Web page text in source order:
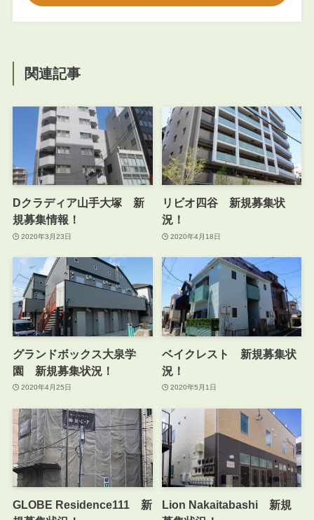
関連記事
Dクラディア山手大塚 新
規募集情報！
2020年3月23日
リビオ四谷 新規募集状
況！
2020年4月18日
グランドボックス大泉学
園 新規募集状況！
2020年4月25日
ベイクレスト 新規募集状
況！
2020年5月1日
GLOBE Residence111 新
Lion Nakaitabashi 新規